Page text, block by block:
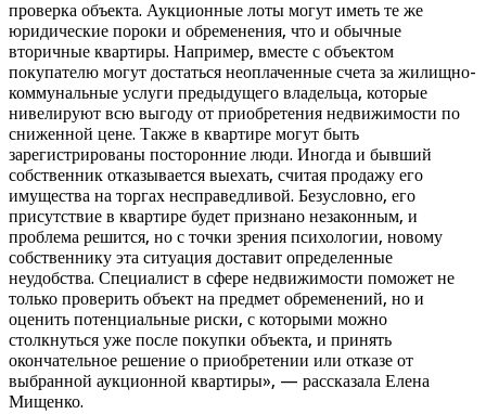
проверка объекта. Аукционные лоты могут иметь те же
юридические пороки и обременения, что и обычные
вторичные квартиры. Например, вместе с объектом
покупателю могут достаться неоплаченные счета за жилищно-
коммунальные услуги предыдущего владельца, которые
нивелируют всю выгоду от приобретения недвижимости по
сниженной цене. Также в квартире могут быть
зарегистрированы посторонние люди. Иногда и бывший
собственник отказывается выехать, считая продажу его
имущества на торгах несправедливой. Безусловно, его
присутствие в квартире будет признано незаконным, и
проблема решится, но с точки зрения психологии, новому
собственнику эта ситуация доставит определенные
неудобства. Специалист в сфере недвижимости поможет не
только проверить объект на предмет обременений, но и
оценить потенциальные риски, с которыми можно
столкнуться уже после покупки объекта, и принять
окончательное решение о приобретении или отказе от
выбранной аукционной квартиры», — рассказала Елена
Мищенко.